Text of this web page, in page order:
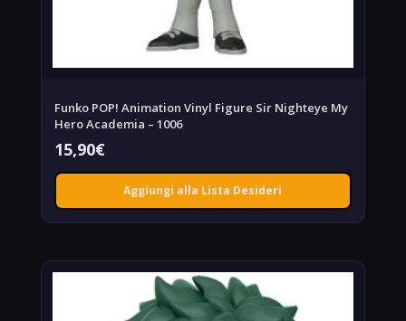
Funko POP! Animation Vinyl Figure Sir Nighteye My
Hero Academia – 1006
15,90€
Aggiungi alla Lista Desideri